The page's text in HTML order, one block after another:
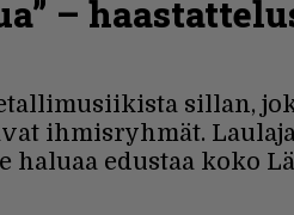
–
sillan,
ihmisryhmät.
edustaa koko